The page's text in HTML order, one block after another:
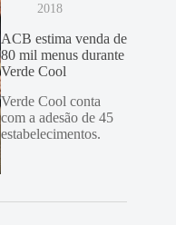
2018
ACB estima venda de
80 mil menus durante
Verde Cool
Verde Cool conta
com a adesão de 45
estabelecimentos.